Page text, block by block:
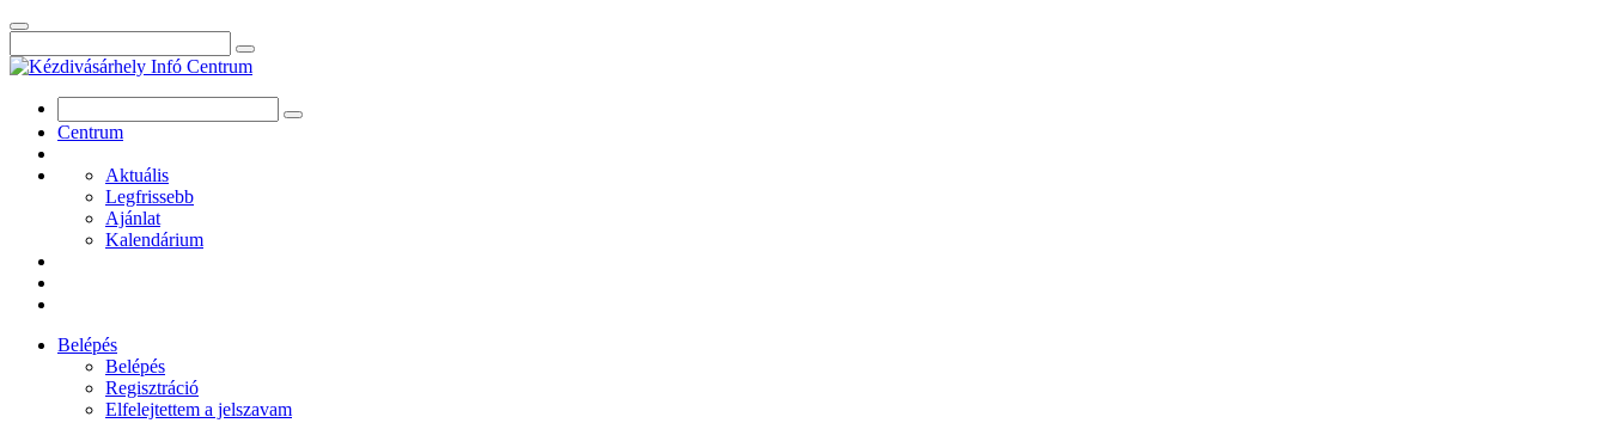
Centrum
Aktuális
Legfrissebb
Ajánlat
Kalendárium
Belépés
Belépés
Regisztráció
Elfelejtettem a jelszavam